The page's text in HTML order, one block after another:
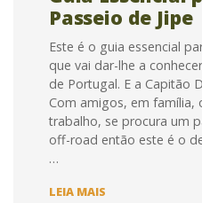
Passeio de Jipe
Este é o guia essencial
que vai dar-lhe a
de Portugal. E a Capitão
Com amigos, em família,
trabalho, se procura um
off-road então este é o
…
LEIA MAIS